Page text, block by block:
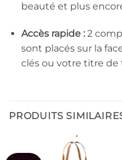
beauté et plus
Accès rapide :2
sont placés sur la
clés ou votre titre de
PRODUITS